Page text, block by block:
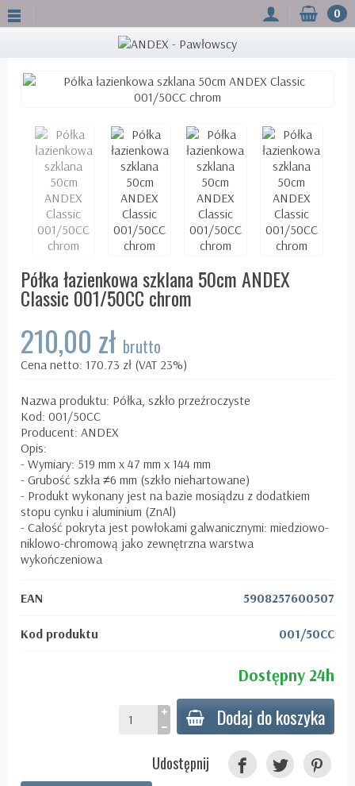
0
Półka łazienkowa szklana 50cm ANDEX
Classic 001/50CC chrom
210,00 zł brutto
Cena netto: 170.73 zł (VAT 23%)
Nazwa produktu: Półka, szkło przeźroczyste
Kod: 001/50CC
Producent: ANDEX
Opis:
- Wymiary: 519 mm x 47 mm x 144 mm
- Grubość szkła ≠6 mm (szkło niehartowane)
- Produkt wykonany jest na bazie mosiądzu z dodatkiem
stopu cynku i aluminium (ZnAl)
- Całość pokryta jest powłokami galwanicznymi: miedziowo-
niklowo-chromową jako zewnętrzna warstwa
wykończeniowa
EAN 5908257600507
Kod produktu 001/50CC
Dostępny 24h
Dodaj do koszyka
Udostępnij